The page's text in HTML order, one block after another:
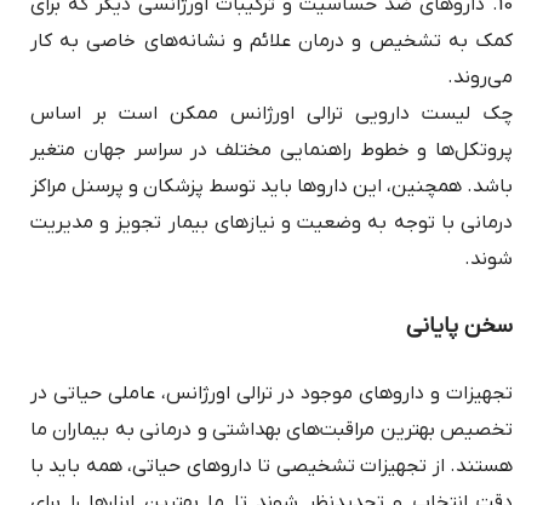
کمک به تشخیص و درمان علائم و نشانه‌های خاصی به کار
می‌روند.
چک لیست دارویی ترالی اورژانس ممکن است بر اساس
پروتکل‌ها و خطوط راهنمایی مختلف در سراسر جهان متغیر
باشد. همچنین، این داروها باید توسط پزشکان و پرسنل مراکز
درمانی با توجه به وضعیت و نیازهای بیمار تجویز و مدیریت
شوند.
سخن پایانی
تجهیزات و داروهای موجود در ترالی اورژانس، عاملی حیاتی در
تخصیص بهترین مراقبت‌های بهداشتی و درمانی به بیماران ما
هستند. از تجهیزات تشخیصی تا داروهای حیاتی، همه باید با